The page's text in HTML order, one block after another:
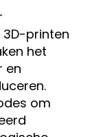
3D-printen
het
en
om